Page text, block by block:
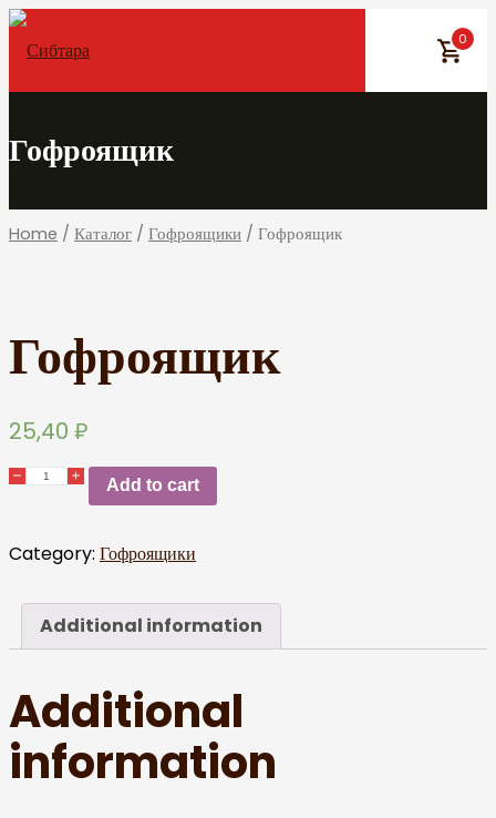
Skip
0
Гофроящик
Home / Каталог / Гофроящики / Гофроящик
Гофроящик
25,40 ₽
Add to cart
Category: Гофроящики
Additional information
Additional
information